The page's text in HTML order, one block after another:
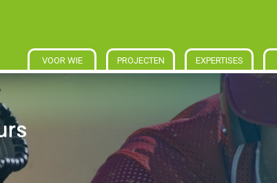
VOOR WIE PROJECTEN EXPERTISES